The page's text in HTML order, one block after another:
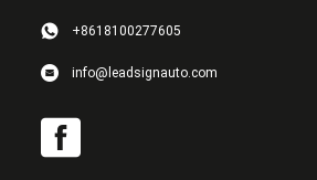
+8618100277605
info@leadsignauto.com